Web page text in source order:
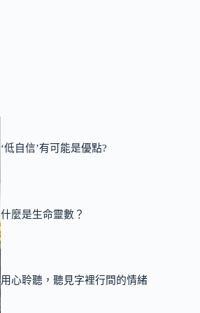
‘低自信’有可能是優點?
什麼是生命靈數？
用心聆聽，聽見字裡行間的情緒